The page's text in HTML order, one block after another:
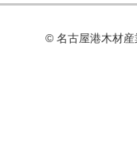
© 名古屋港⽊材